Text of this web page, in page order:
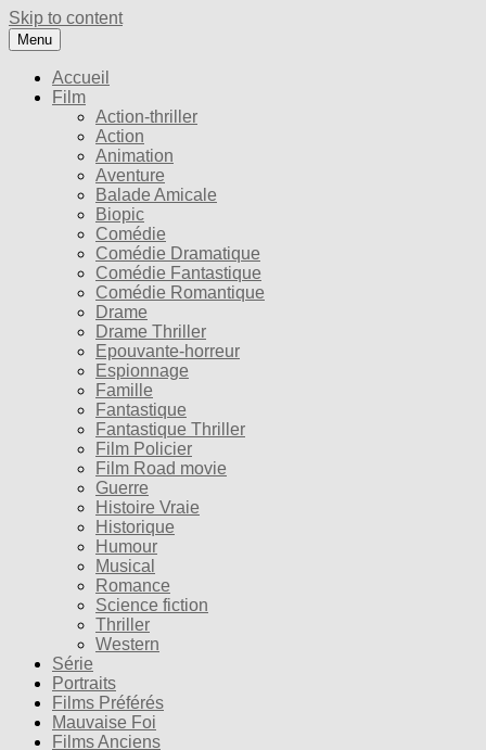
Skip to content
Menu
Accueil
Film
Action-thriller
Action
Animation
Aventure
Balade Amicale
Biopic
Comédie
Comédie Dramatique
Comédie Fantastique
Comédie Romantique
Drame
Drame Thriller
Epouvante-horreur
Espionnage
Famille
Fantastique
Fantastique Thriller
Film Policier
Film Road movie
Guerre
Histoire Vraie
Historique
Humour
Musical
Romance
Science fiction
Thriller
Western
Série
Portraits
Films Préférés
Mauvaise Foi
Films Anciens